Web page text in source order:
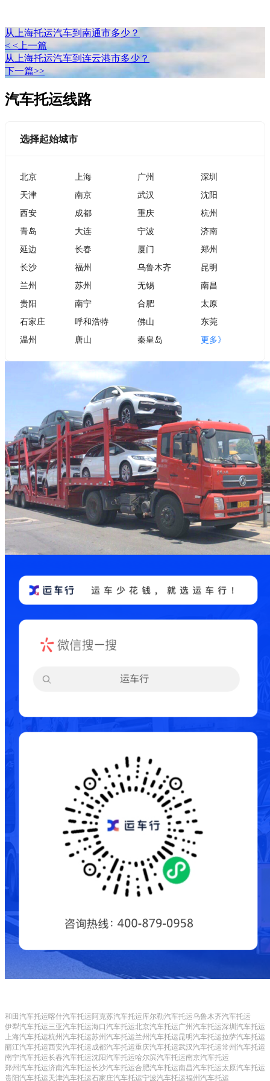
从上海托运汽车到南通市多少？
< <上一篇
从上海托运汽车到连云港市多少？
下一篇>>
汽车托运线路
选择起始城市
北京 上海 广州
深圳
天津
南京 武汉
沈阳
西安
成都 重庆
杭州
青岛
大连 宁波
济南
延边
长春 厦门
郑州
长沙
福州 乌鲁木齐
昆明
兰州
苏州 无锡
南昌
贵阳
南宁 合肥
太原
石家庄
呼和浩特 佛山
东莞
温州
唐山 秦皇岛 更多》
和田汽车托运喀什汽车托运 阿克苏汽车托运库尔勒汽车托运乌鲁木齐汽车托运
伊犁汽车托运三亚汽车托运海口汽车托运北京汽车托运广州汽车托运深圳汽车托运
上海汽车托运杭州汽车托运苏州汽车托运兰州汽车托运昆明汽车托运拉萨汽车托运
丽江汽车托运西安汽车托运成都汽车托运重庆汽车托运武汉汽车托运常州汽车托运
南宁汽车托运长春汽车托运沈阳汽车托运哈尔滨汽车托运南京汽车托运
郑州汽车托运济南汽车托运长沙汽车托运合肥汽车托运南昌汽车托运太原汽车托运
贵阳汽车托运天津汽车托运石家庄汽车托运宁波汽车托运福州汽车托运